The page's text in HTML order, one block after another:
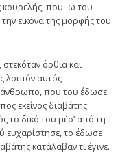
κουρελής, που- ω του
εικόνα της μορφής του
όρθια και
λοιπόν αυτός
άνθρωπο, που του έδωσε
εκείνος διαβάτης
το δικό του μέσ’ από τη
ευχαρίστησε, το έδωσε
κατάλαβαν τι έγινε.